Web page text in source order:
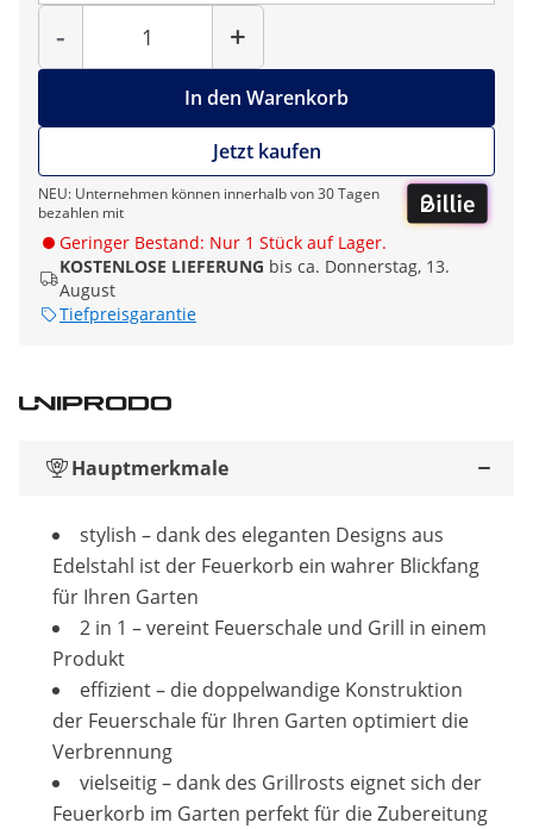
-
Menge
+
In den Warenkorb
Jetzt kaufen
NEU: Unternehmen können innerhalb von 30 Tagen
bezahlen mit
Geringer Bestand: Nur 1 Stück auf Lager.
KOSTENLOSE LIEFERUNG bis ca. Donnerstag, 13.
August
Tiefpreisgarantie
Hauptmerkmale
stylish – dank des eleganten Designs aus
Edelstahl ist der Feuerkorb ein wahrer Blickfang
für Ihren Garten
2 in 1 – vereint Feuerschale und Grill in einem
Produkt
effizient – die doppelwandige Konstruktion
der Feuerschale für Ihren Garten optimiert die
Verbrennung
vielseitig – dank des Grillrosts eignet sich der
Feuerkorb im Garten perfekt für die Zubereitung